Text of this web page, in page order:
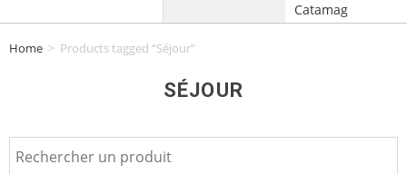
Catamag
Home > Products tagged “Séjour”
SÉJOUR